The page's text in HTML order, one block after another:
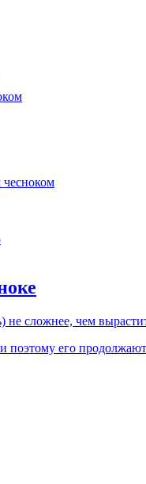
не сложнее, чем
поэтому его